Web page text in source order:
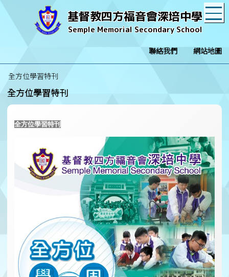
基督教四方福音會深培中學
Semple Memorial Secondary School
聯絡我們 網站地圖
全方位學習特刊
全方位學習特刊
全方位學習特刊